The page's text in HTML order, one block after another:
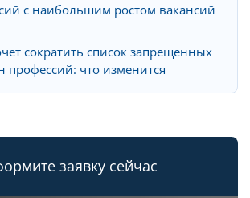
с наибольшим ростом вакансий
сократить список запрещенных
что изменится
заявку сейчас